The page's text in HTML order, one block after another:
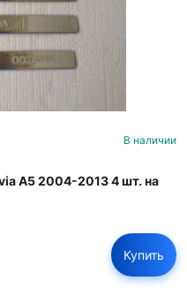
В наличии
A5 2004-2013 4 шт. на
Купить